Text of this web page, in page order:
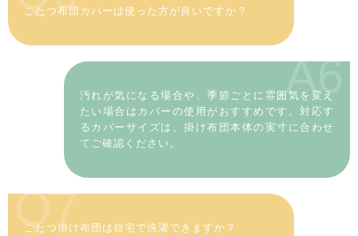
こたつ布団カバーは使った方が良いですか？
A6
汚れが気になる場合や、季節ごとに雰囲気を変え
たい場合はカバーの使用がおすすめです。対応す
るカバーサイズは、掛け布団本体の実寸に合わせ
てご確認ください。
Q7
こたつ掛け布団は自宅で洗濯できますか？